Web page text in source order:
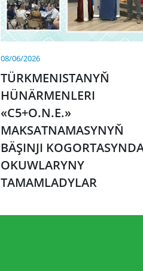
08/06/2026
TÜRKMENISTANYŇ
HÜNÄRMENLERI
«C5+O.N.E.»
MAKSATNAMASYNYŇ
BÄŞINJI
OKUWLARYNY
TAMAMLADYLAR